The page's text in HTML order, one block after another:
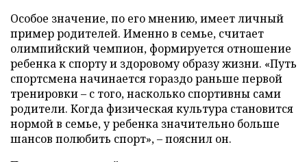
Особое значение, по его мнению, имеет личный
пример родителей. Именно в семье, считает
олимпийский чемпион, формируется отношение
ребенка к спорту и здоровому образу жизни. «Путь
спортсмена начинается гораздо раньше первой
тренировки – с того, насколько спортивны сами
родители. Когда физическая культура становится
нормой в семье, у ребенка значительно больше
шансов полюбить спорт», – пояснил он.